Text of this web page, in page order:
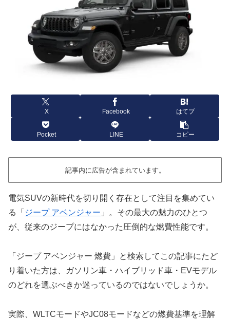
X Facebook はてブ
Pocket LINE コピー
記事内に広告が含まれています。
電気SUVの新時代を切り開く存在として注目を集めてい
る「 ジープ アベンジャー 」。その最大の魅力のひとつ
が、従来のジープにはなかった圧倒的な燃費性能です。
「ジープ アベンジャー 燃費」と検索してこの記事にたど
り着いた方は、ガソリン車・ハイブリッド車・EVモデル
のどれを選ぶべきか迷っているのではないでしょうか。
実際、WLTCモードやJC08モードなどの燃費基準を理解